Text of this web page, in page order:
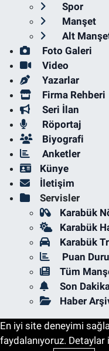
Spor
Manşet
Alt
Foto Galeri
Video
Yazarlar
Firma Rehberi
Seri İlan
Röportaj
Biyografi
Anketler
Künye
İletişim
Servisler
Karabük
Karabük
Karabük
Puan
Tüm
Son
Haber
En iyi site deneyimi
faydalanıyoruz. Detaylar